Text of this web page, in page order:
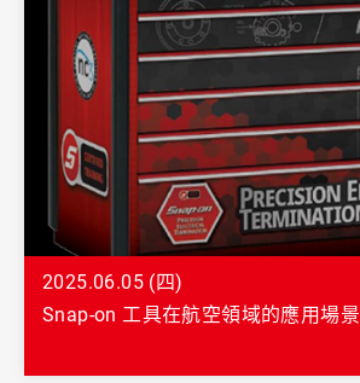
2025.06.05 (四)
Snap-on 工具在航空領域的應用場景